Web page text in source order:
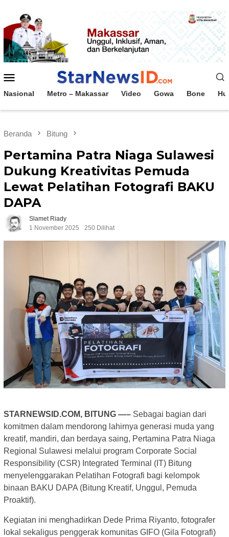
konten
Mobile
Nasional Metro – Makassar Video Gowa Bone
Beranda Bitung
Pertamina Patra Niaga Sulawesi
Dukung Kreativitas Pemuda
Lewat Pelatihan Fotografi BAKU
DAPA
Slamet Riady
1 November 2025
250 Dilihat
STARNEWSID.COM, BITUNG —– Sebagai bagian dari
komitmen dalam mendorong lahirnya generasi muda yang
kreatif, mandiri, dan berdaya saing, Pertamina Patra Niaga
Regional Sulawesi melalui program Corporate Social
Responsibility (CSR) Integrated Terminal (IT) Bitung
menyelenggarakan Pelatihan Fotografi bagi kelompok
binaan BAKU DAPA (Bitung Kreatif, Unggul, Pemuda
Proaktif).
Kegiatan ini menghadirkan Dede Prima Riyanto, fotografer
lokal sekaligus penggerak komunitas GIFO (Gila Fotografi)